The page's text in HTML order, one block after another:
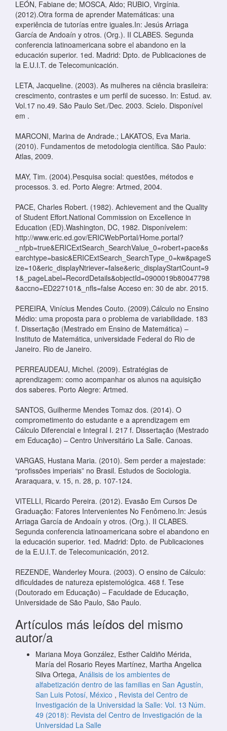
LEÓN, Fabiane de; MOSCA, Aldo; RUBIO, Virgínia.
(2012).Otra forma de aprender Matemáticas: una
experiência de tutorías entre iguales.In: Jesús Arriaga
García de Andoaín y otros. (Org.). II CLABES. Segunda
conferencia latinoamericana sobre el abandono en la
educación superior. 1ed. Madrid: Dpto. de Publicaciones de
la E.U.I.T. de Telecomunicación.
LETA, Jacqueline. (2003). As mulheres na ciência brasileira:
crescimento, contrastes e um perfil de sucesso. In: Estud. av.
Vol.17 no.49. São Paulo Set./Dec. 2003. Scielo. Disponível
em .
MARCONI, Marina de Andrade.; LAKATOS, Eva Maria.
(2010). Fundamentos de metodologia científica. São Paulo:
Atlas, 2009.
MAY, Tim. (2004).Pesquisa social: questões, métodos e
processos. 3. ed. Porto Alegre: Artmed, 2004.
PACE, Charles Robert. (1982). Achievement and the Quality
of Student Effort.National Commission on Excellence in
Education (ED).Washington, DC, 1982. Disponívelem:
http://www.eric.ed.gov/ERICWebPortal/Home.portal?
_nfpb=true&ERICExtSearch_SearchValue_0=robert+pace&s
earchtype=basic&ERICExtSearch_SearchType_0=kw&pageS
ize=10&eric_displayNtriever=false&eric_displayStartCount=9
1&_pageLabel=RecordDetails&objectId=0900019b80047798
&accno=ED227101&_nfls=false Acceso en: 30 de abr. 2015.
PEREIRA, Vinícius Mendes Couto. (2009).Cálculo no Ensino
Médio: uma proposta para o problema de variabilidade. 183
f. Dissertação (Mestrado em Ensino de Matemática) –
Instituto de Matemática, universidade Federal do Rio de
Janeiro. Rio de Janeiro.
PERREAUDEAU, Michel. (2009). Estratégias de
aprendizagem: como acompanhar os alunos na aquisição
dos saberes. Porto Alegre: Artmed.
SANTOS, Guilherme Mendes Tomaz dos. (2014). O
comprometimento do estudante e a aprendizagem em
Cálculo Diferencial e Integral I. 217 f. Dissertação (Mestrado
em Educação) – Centro Universitário La Salle. Canoas.
VARGAS, Hustana Maria. (2010). Sem perder a majestade:
“profissões imperiais” no Brasil. Estudos de Sociologia.
Araraquara, v. 15, n. 28, p. 107-124.
VITELLI, Ricardo Pereira. (2012). Evasão Em Cursos De
Graduação: Fatores Intervenientes No Fenômeno.In: Jesús
Arriaga García de Andoaín y otros. (Org.). II CLABES.
Segunda conferencia latinoamericana sobre el abandono en
la educación superior. 1ed. Madrid: Dpto. de Publicaciones
de la E.U.I.T. de Telecomunicación, 2012.
REZENDE, Wanderley Moura. (2003). O ensino de Cálculo:
dificuldades de natureza epistemológica. 468 f. Tese
(Doutorado em Educação) – Faculdade de Educação,
Universidade de São Paulo, São Paulo.
Artículos más leídos del mismo
autor/a
Mariana Moya González, Esther Caldiño Mérida,
María del Rosario Reyes Martínez, Martha Angelica
Silva Ortega, Análisis de los ambientes de
alfabetización dentro de las familias en San Agustín,
San Luis Potosí, México , Revista del Centro de
Investigación de la Universidad la Salle: Vol. 13 Núm.
49 (2018): Revista del Centro de Investigación de la
Universidad La Salle